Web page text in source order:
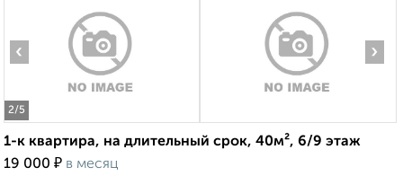
2/5
‹ ›
1-к квартира, на длительный срок, 40м², 6/9 этаж
19 000 ₽ в месяц